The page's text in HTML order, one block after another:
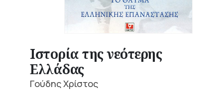
Ιστορία της νεότερης
Ελλάδας
Γούδης Χρίστος